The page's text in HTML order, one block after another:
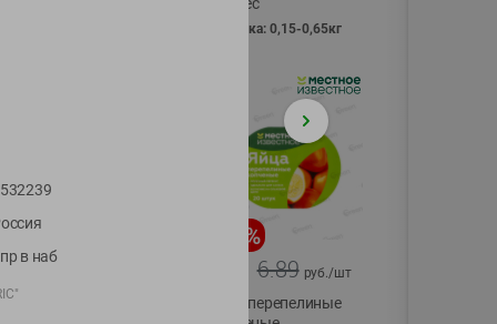
фасовка: 0,15-0,65кг
-17
11.59
%
6.89 руб./шт
Яйца перепелиные
в наб